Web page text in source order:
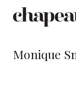
Monique